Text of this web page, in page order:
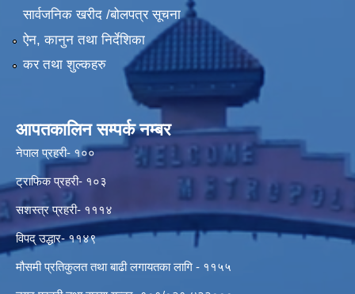
सार्वजनिक खरीद /बोलपत्र सूचना
ऐन, कानुन तथा निर्देशिका
कर तथा शुल्कहरु
आपतकालिन सम्पर्क नम्बर
नेपाल प्रहरी- १००
ट्राफिक प्रहरी- १०३
सशस्त्र प्रहरी- १११४
विपद् उद्धार- ११४९
मौसमी प्रतिकुलत तथा बाढी लगायतका लागि - ११५५